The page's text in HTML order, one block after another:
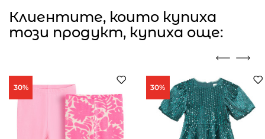
Клиентите, които купиха
този продукт, купиха още:
30% 30%